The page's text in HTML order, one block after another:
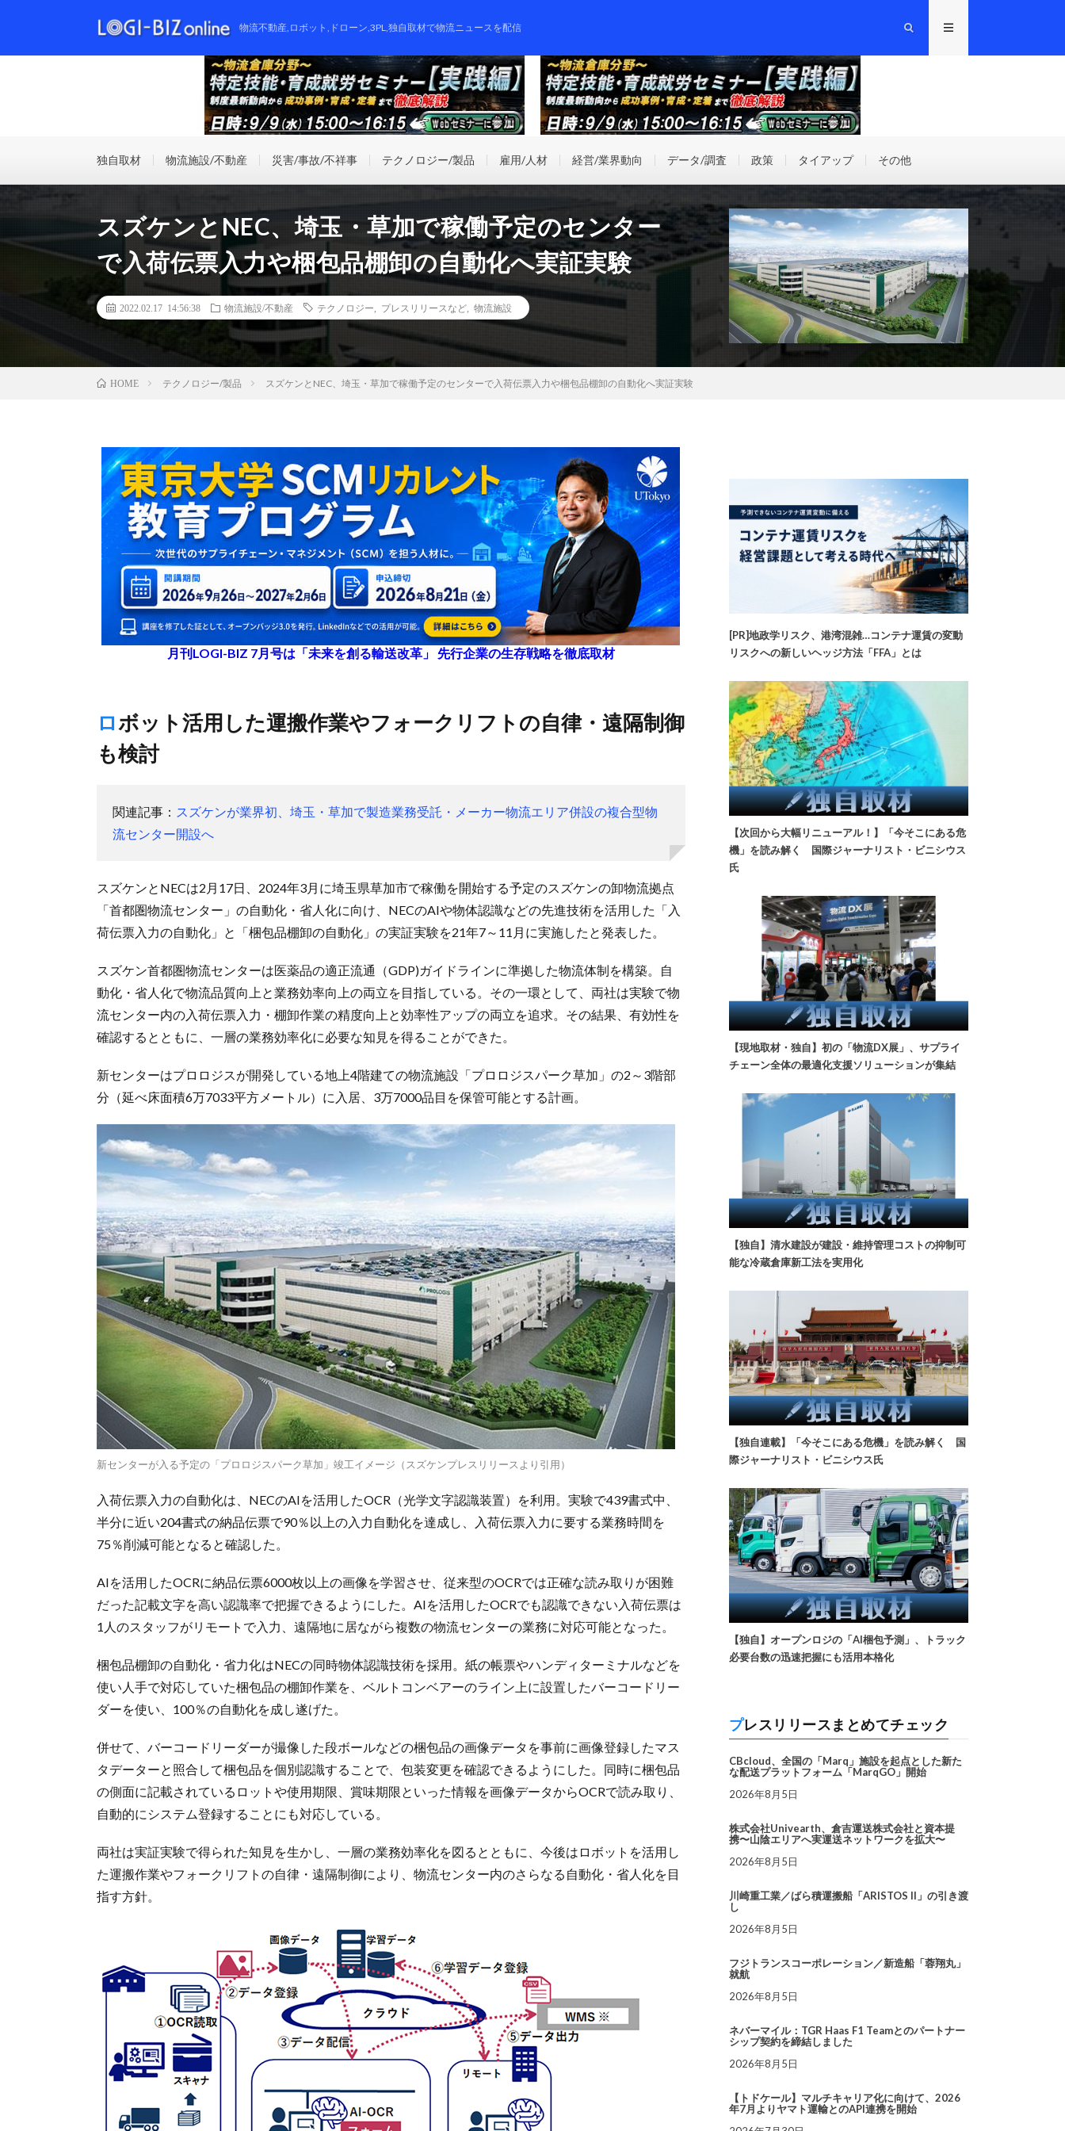
物流不動産,ロボット,ドローン,3PL,独自取材で物流ニュースを配信
独自取材 物流施設/不動産 災害/事故/不祥事 テクノロジー/製品 雇用/人材 経営/業界動向 データ/調査 政策 タイアップ その他
スズケンとNEC、埼玉・草加で稼働予定のセンター
で入荷伝票入力や梱包品棚卸の自動化へ実証実験
2022.02.17 14:56:38 物流施設/不動産 テクノロジー プレスリリースなど 物流施設
HOME テクノロジー/製品 スズケンとNEC、埼玉・草加で稼働予定のセンターで入荷伝票入力や梱包品棚卸の自動化へ実証実験
月刊LOGI-BIZ 7月号は「未来を創る輸送改革」 先行企業の生存戦略を徹底取材
ロボット活用した運搬作業やフォークリフトの自律・遠隔制御
も検討
関連記事： スズケンが業界初、埼玉・草加で製造業務受託・メーカー物流エリア併設の複合型物
流センター開設へ
スズケンとNECは2月17日、2024年3月に埼玉県草加市で稼働を開始する予定のスズケンの卸物流拠点
「首都圏物流センター」の自動化・省人化に向け、NECのAIや物体認識などの先進技術を活用した「入
荷伝票入力の自動化」と「梱包品棚卸の自動化」の実証実験を21年7～11月に実施したと発表した。
スズケン首都圏物流センターは医薬品の適正流通（GDP)ガイドラインに準拠した物流体制を構築。自
動化・省人化で物流品質向上と業務効率向上の両立を目指している。その一環として、両社は実験で物
流センター内の入荷伝票入力・棚卸作業の精度向上と効率性アップの両立を追求。その結果、有効性を
確認するとともに、一層の業務効率化に必要な知見を得ることができた。
新センターはプロロジスが開発している地上4階建ての物流施設「プロロジスパーク草加」の2～3階部
分（延べ床面積6万7033平方メートル）に入居、3万7000品目を保管可能とする計画。
新センターが入る予定の「プロロジスパーク草加」竣工イメージ（スズケンプレスリリースより引用）
入荷伝票入力の自動化は、NECのAIを活用したOCR（光学文字認識装置）を利用。実験で439書式中、
半分に近い204書式の納品伝票で90％以上の入力自動化を達成し、入荷伝票入力に要する業務時間を
75％削減可能となると確認した。
AIを活用したOCRに納品伝票6000枚以上の画像を学習させ、従来型のOCRでは正確な読み取りが困難
だった記載文字を高い認識率で把握できるようにした。AIを活用したOCRでも認識できない入荷伝票は
1人のスタッフがリモートで入力、遠隔地に居ながら複数の物流センターの業務に対応可能となった。
梱包品棚卸の自動化・省力化はNECの同時物体認識技術を採用。紙の帳票やハンディターミナルなどを
使い人手で対応していた梱包品の棚卸作業を、ベルトコンベアーのライン上に設置したバーコードリー
ダーを使い、100％の自動化を成し遂げた。
併せて、バーコードリーダーが撮像した段ボールなどの梱包品の画像データを事前に画像登録したマス
タデーターと照合して梱包品を個別認識することで、包装変更を確認できるようにした。同時に梱包品
の側面に記載されているロットや使用期限、賞味期限といった情報を画像データからOCRで読み取り、
自動的にシステム登録することにも対応している。
両社は実証実験で得られた知見を生かし、一層の業務効率化を図るとともに、今後はロボットを活用し
た運搬作業やフォークリフトの自律・遠隔制御により、物流センター内のさらなる自動化・省人化を目
指す方針。
[PR]地政学リスク、港湾混雑…コンテナ運賃の変動
リスクへの新しいヘッジ方法「FFA」とは
【次回から大幅リニューアル！】「今そこにある危
機」を読み解く 国際ジャーナリスト・ビニシウス
氏
【現地取材・独自】初の「物流DX展」、サプライ
チェーン全体の最適化支援ソリューションが集結
【独自】清水建設が建設・維持管理コストの抑制可
能な冷蔵倉庫新工法を実用化
【独自連載】「今そこにある危機」を読み解く 国
際ジャーナリスト・ビニシウス氏
【独自】オープンロジの「AI梱包予測」、トラック
必要台数の迅速把握にも活用本格化
プレスリリースまとめてチェック
CBcloud、全国の「Marq」施設を起点とした新た
な配送プラットフォーム「MarqGO」開始
2026年8月5日
株式会社Univearth、倉吉運送株式会社と資本提
携〜山陰エリアへ実運送ネットワークを拡大〜
2026年8月5日
川崎重工業／ばら積運搬船「ARISTOS II」の引き渡
し
2026年8月5日
フジトランスコーポレーション／新造船「蓉翔丸」
就航
2026年8月5日
ネバーマイル：TGR Haas F1 Teamとのパートナー
シップ契約を締結しました
2026年8月5日
【トドケール】マルチキャリア化に向けて、2026
年7月よりヤマト運輸とのAPI連携を開始